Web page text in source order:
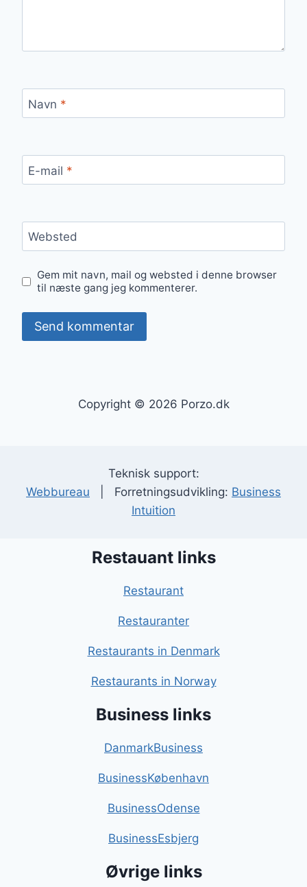
Navn *
E-mail *
Websted
Gem mit navn, mail og websted i denne browser
til næste gang jeg kommenterer.
Copyright © 2026 Porzo.dk
Teknisk support:
Webbureau | Forretningsudvikling: Business
Intuition
Restauant links
Restaurant
Restauranter
Restaurants in Denmark
Restaurants in Norway
Business links
DanmarkBusiness
BusinessKøbenhavn
BusinessOdense
BusinessEsbjerg
Øvrige links